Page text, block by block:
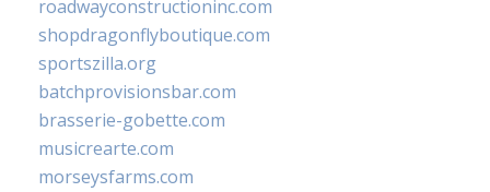
roadwayconstructioninc.com
shopdragonflyboutique.com
sportszilla.org
batchprovisionsbar.com
brasserie-gobette.com
musicrearte.com
morseysfarms.com